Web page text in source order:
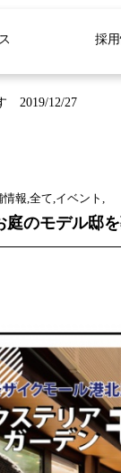
採
2019/12/27
情報,全て,イベント,
庭のモデル邸